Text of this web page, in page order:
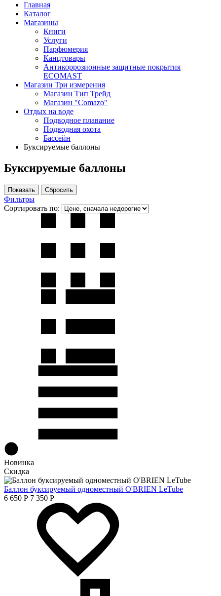
Главная
Каталог
Магазины
Книги
Услуги
Парфюмерия
Канцтовары
Антикоррозионные защитные покрытия
ECOMAST
Магазин Три измерения
Магазин Тип Трейд
Магазин "Comazo"
Отдых на воде
Подводное плавание
Подводная охота
Бассейн
Буксируемые баллоны
Буксируемые баллоны
Фильтры
Сортировать по:
Новинка
Скидка
Баллон буксируемый одноместный O'BRIEN LeTube
6 650 Р 7 350 Р